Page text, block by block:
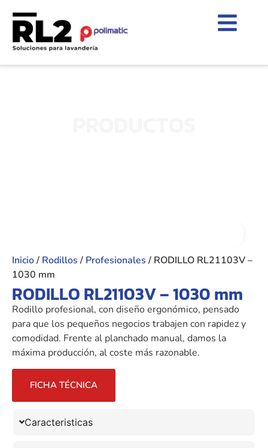
Inicio/ Rodillos / Profesionales / RODILLO RL21103V –
1030 mm
RODILLO RL21103V – 1030 mm
Rodillo profesional, con diseño ergonómico, pensado
para que los pequeños negocios trabajen con rapidez y
comodidad. Frente al planchado manual, damos la
máxima producción, al coste más razonable.
FICHA TÉCNICA
Caracteristicas